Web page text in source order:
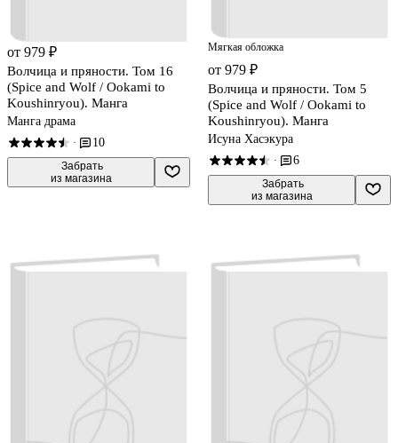
от 979 ₽
Волчица и пряности. Том 16
(Spice and Wolf / Ookami to
Koushinryou). Манга
Манга драма
· 10
Забрать
из магазина
Мягкая обложка
от 979 ₽
Волчица и пряности. Том 5
(Spice and Wolf / Ookami to
Koushinryou). Манга
Исуна Хасэкура
· 6
Забрать
из магазина